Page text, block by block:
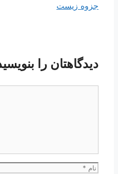
جزوه زیست
دیدگاهتان را بنویسید
نام